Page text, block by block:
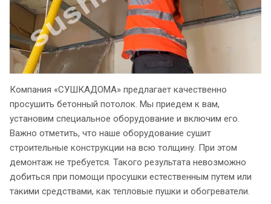
Компания «СУШКАДОМА» предлагает качественно
просушить бетонный потолок. Мы приедем к вам,
установим специальное оборудование и включим его.
Важно отметить, что наше оборудование сушит
строительные конструкции на всю толщину. При этом
демонтаж не требуется. Такого результата невозможно
добиться при помощи просушки естественным путем или
такими средствами, как тепловые пушки и обогреватели.